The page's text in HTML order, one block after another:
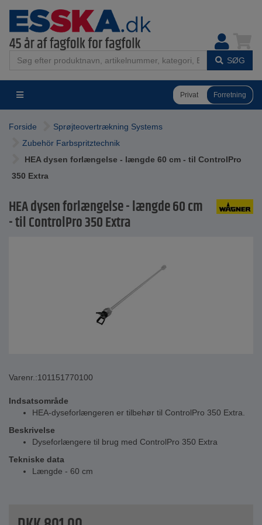
SØG
Privat Forretning
Forside
Sprøjteovertrækning Systems
Zubehör Farbspritztechnik
HEA dysen forlængelse - længde 60 cm - til ControlPro
350 Extra
HEA dysen forlængelse - længde 60 cm
- til ControlPro 350 Extra
Varenr.:101151770100
Indsatsområde
HEA-dyseforlængeren er tilbehør til ControlPro 350 Extra.
Beskrivelse
Dyseforlængere til brug med ControlPro 350 Extra
Tekniske data
Længde - 60 cm